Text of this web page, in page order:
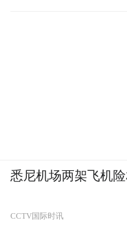
悉尼机场两架飞机
CCTV国际时讯